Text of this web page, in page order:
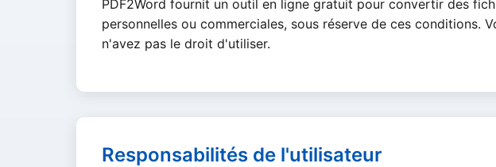
PDF2Word fournit un outil en ligne gratuit pour convertir des
personnelles ou commerciales, sous réserve de ces conditions.
n'avez pas le droit d'utiliser.
Responsabilités de l'utilisateur